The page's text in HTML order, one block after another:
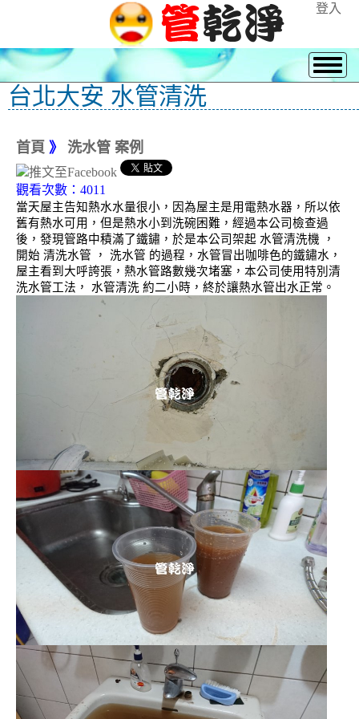
登入
台北大安 水管清洗
首頁 》 洗水管 案例
觀看次數：4011
當天屋主告知熱水水量很小，因為屋主是用電熱水器，所以依
舊有熱水可用，但是熱水小到洗碗困難，經過本公司檢查過
後，發現管路中積滿了鐵鏽，於是本公司架起 水管清洗機 ，
開始 清洗水管 ， 洗水管 的過程，水管冒出咖啡色的鐵鏽水，
屋主看到大呼誇張，熱水管路數幾次堵塞，本公司使用特別清
洗水管工法， 水管清洗 約二小時，終於讓熱水管出水正常。